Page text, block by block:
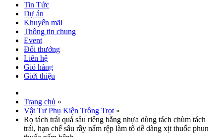
Tin Tức
Dự án
Khuyến mãi
Thông tin chung
Event
Đổi thưởng
Liên hệ
Giỏ hàng
Giới thiệu
Trang chủ »
Vật Tư Phụ Kiện Trồng Trọt »
Rọ tách trái quả sầu riêng bằng nhựa dùng tách chùm tách
trái, hạn chế sâu rầy nấm rệp làm tổ dễ dàng xịt thuốc phun